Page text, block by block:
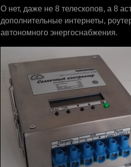
О нет, даже не 8 телескопов, а 8
дополнительные интернеты,
автономного энергоснабжения.